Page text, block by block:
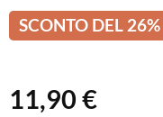
SCONTO DEL 26%
11,90 €